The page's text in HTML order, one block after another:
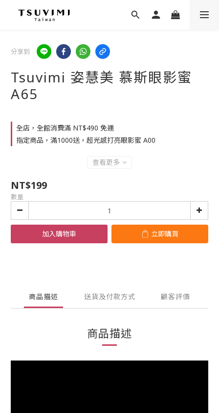
分享到
Tsuvimi 姿慧美 慕斯眼影蜜
A65
全店，全館消費滿 NT$490 免運
指定商品，滿1000送，超光感打亮眼影蜜 A00
查看更多
NT$199
數量
加入購物車 立即購買
商品描述 送貨及付款方式 顧客評價
商品描述